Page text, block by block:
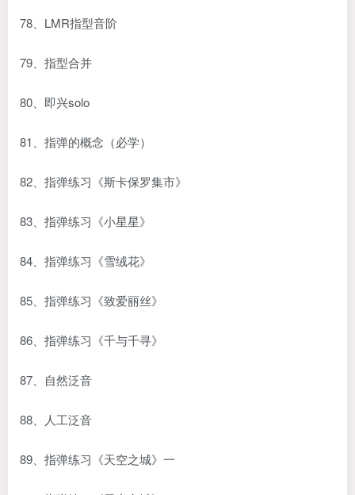
78、LMR指型音阶
79、指型合并
80、即兴solo
81、指弹的概念（必学）
82、指弹练习《斯卡保罗集市》
83、指弹练习《小星星》
84、指弹练习《雪绒花》
85、指弹练习《致爱丽丝》
86、指弹练习《千与千寻》
87、自然泛音
88、人工泛音
89、指弹练习《天空之城》一